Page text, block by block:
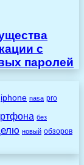
с
паролей
iphone nasa pro
без
новый обзоров